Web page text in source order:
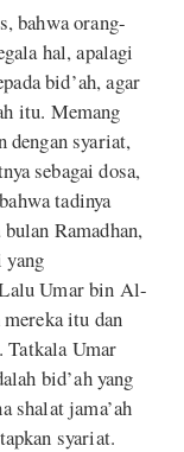
bahwa orang-
hal, apalagi
bid’ah, agar
itu. Memang
dengan syariat,
sebagai dosa,
tadinya
Ramadhan,
Lalu Umar bin Al-
itu dan
Tatkala Umar
bid’ah yang
shalat jama’ah
syariat.